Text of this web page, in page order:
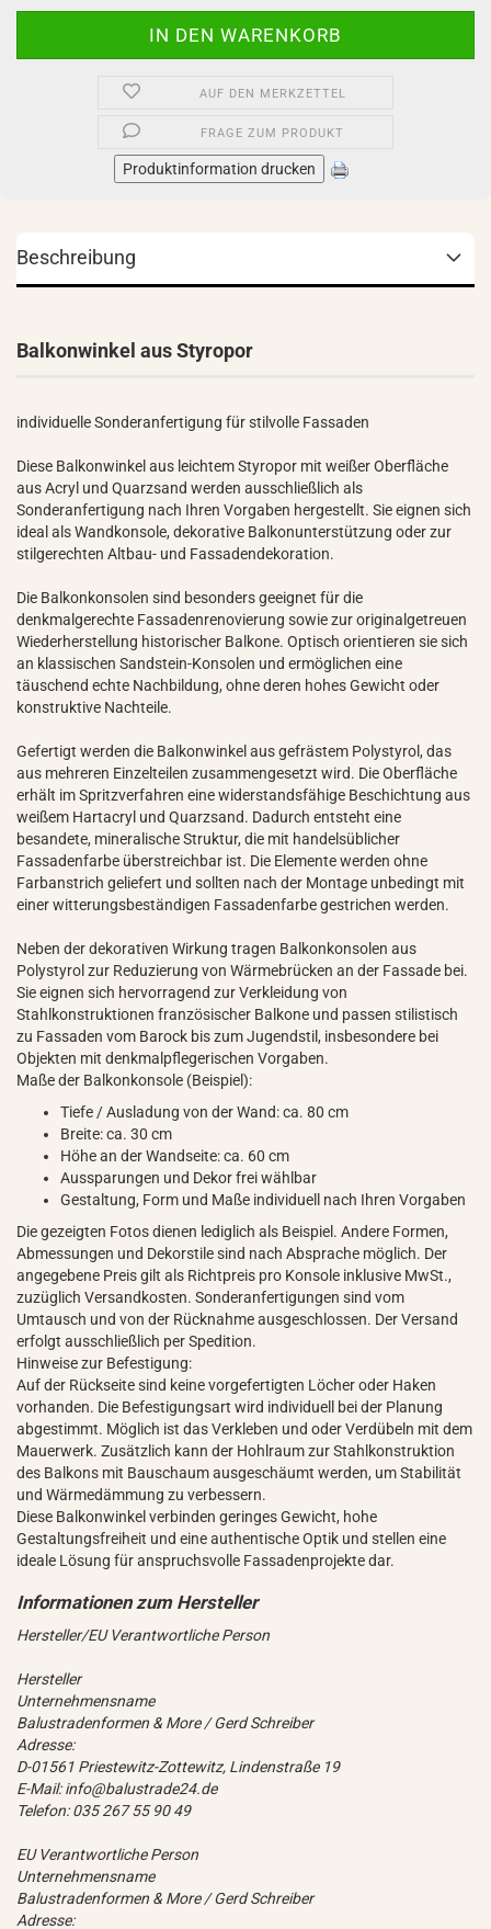
AUF DEN MERKZETTEL
FRAGE ZUM PRODUKT
Produktinformation drucken
Beschreibung
Balkonwinkel aus Styropor
individuelle Sonderanfertigung für stilvolle Fassaden
Diese Balkonwinkel aus leichtem Styropor mit weißer Oberfläche
aus Acryl und Quarzsand werden ausschließlich als
Sonderanfertigung nach Ihren Vorgaben hergestellt. Sie eignen sich
ideal als Wandkonsole, dekorative Balkonunterstützung oder zur
stilgerechten Altbau- und Fassadendekoration.
Die Balkonkonsolen sind besonders geeignet für die
denkmalgerechte Fassadenrenovierung sowie zur originalgetreuen
Wiederherstellung historischer Balkone. Optisch orientieren sie sich
an klassischen Sandstein-Konsolen und ermöglichen eine
täuschend echte Nachbildung, ohne deren hohes Gewicht oder
konstruktive Nachteile.
Gefertigt werden die Balkonwinkel aus gefrästem Polystyrol, das
aus mehreren Einzelteilen zusammengesetzt wird. Die Oberfläche
erhält im Spritzverfahren eine widerstandsfähige Beschichtung aus
weißem Hartacryl und Quarzsand. Dadurch entsteht eine
besandete, mineralische Struktur, die mit handelsüblicher
Fassadenfarbe überstreichbar ist. Die Elemente werden ohne
Farbanstrich geliefert und sollten nach der Montage unbedingt mit
einer witterungsbeständigen Fassadenfarbe gestrichen werden.
Neben der dekorativen Wirkung tragen Balkonkonsolen aus
Polystyrol zur Reduzierung von Wärmebrücken an der Fassade bei.
Sie eignen sich hervorragend zur Verkleidung von
Stahlkonstruktionen französischer Balkone und passen stilistisch
zu Fassaden vom Barock bis zum Jugendstil, insbesondere bei
Objekten mit denkmalpflegerischen Vorgaben.
Maße der Balkonkonsole (Beispiel):
Tiefe / Ausladung von der Wand: ca. 80 cm
Breite: ca. 30 cm
Höhe an der Wandseite: ca. 60 cm
Aussparungen und Dekor frei wählbar
Gestaltung, Form und Maße individuell nach Ihren Vorgaben
Die gezeigten Fotos dienen lediglich als Beispiel. Andere Formen,
Abmessungen und Dekorstile sind nach Absprache möglich. Der
angegebene Preis gilt als Richtpreis pro Konsole inklusive MwSt.,
zuzüglich Versandkosten. Sonderanfertigungen sind vom
Umtausch und von der Rücknahme ausgeschlossen. Der Versand
erfolgt ausschließlich per Spedition.
Hinweise zur Befestigung:
Auf der Rückseite sind keine vorgefertigten Löcher oder Haken
vorhanden. Die Befestigungsart wird individuell bei der Planung
abgestimmt. Möglich ist das Verkleben und oder Verdübeln mit dem
Mauerwerk. Zusätzlich kann der Hohlraum zur Stahlkonstruktion
des Balkons mit Bauschaum ausgeschäumt werden, um Stabilität
und Wärmedämmung zu verbessern.
Diese Balkonwinkel verbinden geringes Gewicht, hohe
Gestaltungsfreiheit und eine authentische Optik und stellen eine
ideale Lösung für anspruchsvolle Fassadenprojekte dar.
Hersteller/EU Verantwortliche Person
Hersteller
Unternehmensname
Balustradenformen & More / Gerd Schreiber
Adresse:
D-01561 Priestewitz-Zottewitz, Lindenstraße 19
E-Mail: info@balustrade24.de
Telefon: 035 267 55 90 49
EU Verantwortliche Person
Unternehmensname
Balustradenformen & More / Gerd Schreiber
Adresse: